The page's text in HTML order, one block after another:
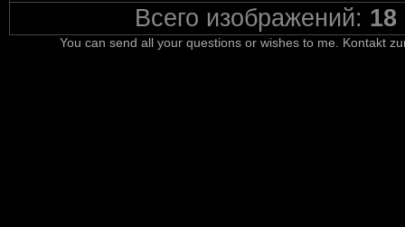
Всего изображений: 18
You can send all your questions or wishes to me. Kontakt